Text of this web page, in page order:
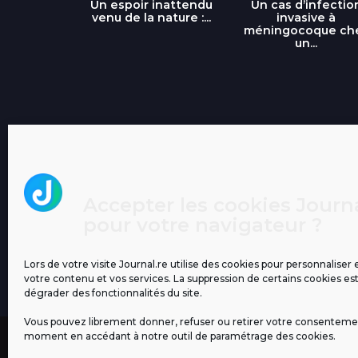
Lors de votre visite Journal.re utilise des cookies pour personnaliser
votre contenu et vos services. La suppression de certains cookies
dégrader des fonctionnalités du site.
Vous pouvez librement donner, refuser ou retirer votre
moment en accédant à notre outil de paramétrage des cookies.
Un espoir inattendu
venu de la nature :...
Un cas
invasive à
méningocoque
un...
MENTIONS LÉGALES PUBLICITÉ BLOG NOS